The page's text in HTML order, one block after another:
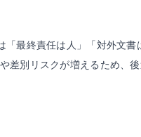
最終責任は人」「対外文書
差別リスクが増えるため、